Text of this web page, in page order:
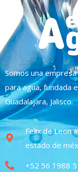
Somos una
para agua, fundada
Guadalajara, Jalisco.
Felix de Leon
estado de
+52 56 1988